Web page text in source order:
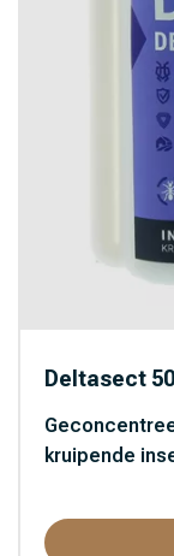
Deltasect
kruipende